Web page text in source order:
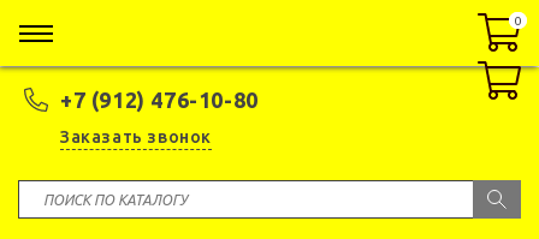
+7 (912) 476-10-80
Заказать звонок
0
0